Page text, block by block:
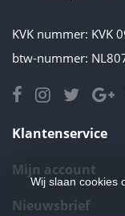
KVK nummer: KVK
btw-nummer:
Klantenservice
Mijn account
Nieuwsbrief
Wij slaan cookies